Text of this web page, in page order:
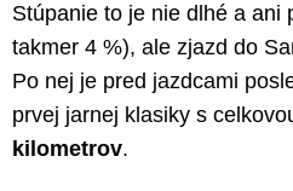
Stúpanie to je nie dlhé a ani
takmer 4 %), ale zjazd do
Po nej je pred jazdcami
prvej jarnej klasiky s
kilometrov.